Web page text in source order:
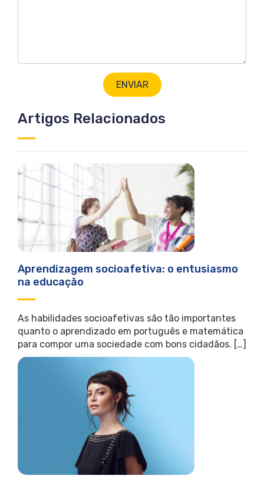
Artigos Relacionados
Aprendizagem socioafetiva: o entusiasmo
na educação
As habilidades socioafetivas são tão importantes
quanto o aprendizado em português e matemática
para compor uma sociedade com bons cidadãos. […]